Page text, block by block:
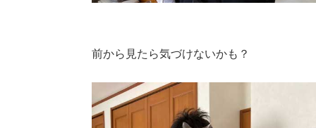
前から見たら気づけないかも？